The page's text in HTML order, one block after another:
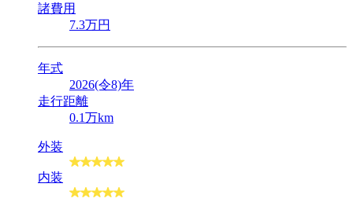
諸費用
7.3万円
年式
2026(令8)年
走行距離
0.1万km
外装
内装